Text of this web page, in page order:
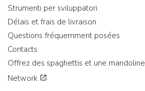
Strumenti per sviluppatori
Délais et frais de livraison
Questions fréquemment posées
Contacts
Offrez des spaghettis et une mandoline
Network